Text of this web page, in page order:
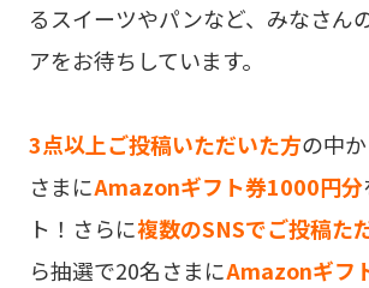
るスイーツやパンなど、みなさん
アをお待ちしています。
3点以上ご投稿いただいた方の中
さまにAmazonギフト券1000円分
ト！さらに複数のSNSでご投稿た
ら抽選で20名さまにAmazonギフ